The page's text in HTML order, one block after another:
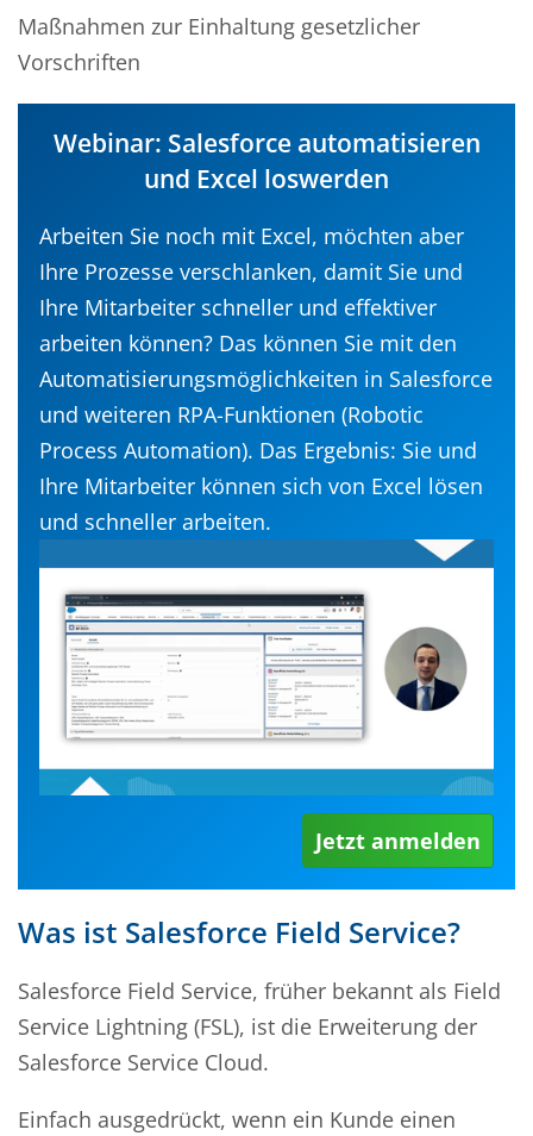
Maßnahmen zur Einhaltung gesetzlicher
Vorschriften
Webinar: Salesforce automatisieren
und Excel loswerden
Arbeiten Sie noch mit Excel, möchten aber
Ihre Prozesse verschlanken, damit Sie und
Ihre Mitarbeiter schneller und effektiver
arbeiten können? Das können Sie mit den
Automatisierungsmöglichkeiten in Salesforce
und weiteren RPA-Funktionen (Robotic
Process Automation). Das Ergebnis: Sie und
Ihre Mitarbeiter können sich von Excel lösen
und schneller arbeiten.
Jetzt anmelden
Was ist Salesforce Field Service?
Salesforce Field Service, früher bekannt als Field
Service Lightning (FSL), ist die Erweiterung der
Salesforce Service Cloud.
Einfach ausgedrückt, wenn ein Kunde einen